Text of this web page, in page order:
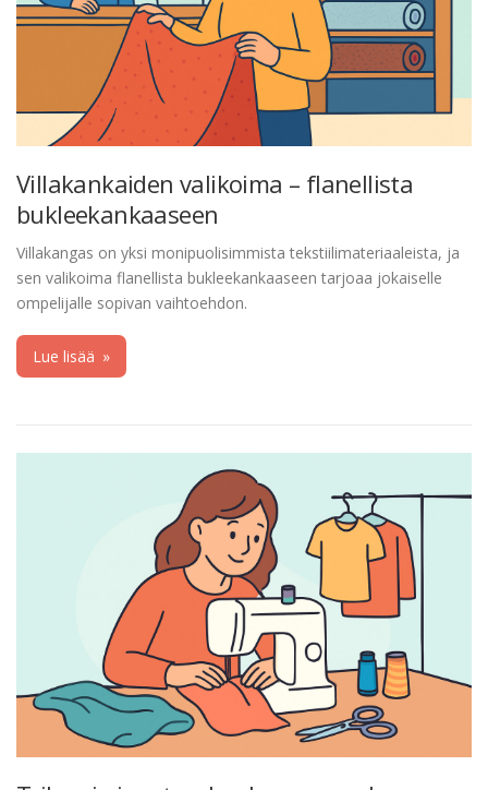
Villakankaiden valikoima – flanellista
bukleekankaaseen
Villakangas on yksi monipuolisimmista tekstiilimateriaaleista, ja
sen valikoima flanellista bukleekankaaseen tarjoaa jokaiselle
ompelijalle sopivan vaihtoehdon.
Lue lisää »